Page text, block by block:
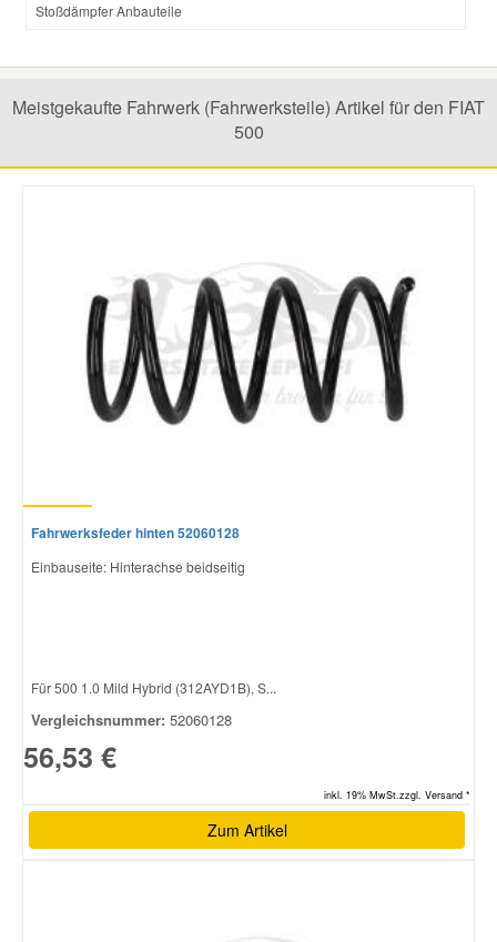
Stoßdämpfer Anbauteile
Meistgekaufte Fahrwerk (Fahrwerksteile) Artikel für den FIAT
500
Fahrwerksfeder hinten 52060128
Einbauseite: Hinterachse beidseitig
Für 500 1.0 Mild Hybrid (312AYD1B), S...
Vergleichsnummer: 52060128
56,53 €
inkl. 19% MwSt.zzgl. Versand *
Zum Artikel